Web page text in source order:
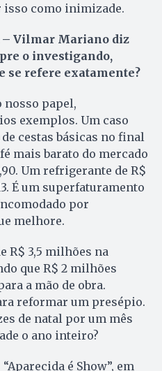
isso como inimizade.
– Vilmar Mariano diz
o investigando,
se refere exatamente?
nosso papel,
exemplos. Um caso
cestas básicas no final
mais barato do mercado
Um refrigerante de R$
É um superfaturamento
por
melhore.
R$ 3,5 milhões na
que R$ 2 milhões
a mão de obra.
reformar um presépio.
de natal por um mês
o ano inteiro?
é Show”, em